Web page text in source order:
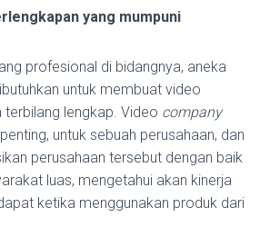
yang mumpuni
profesional di bidangnya, aneka
untuk membuat video
lengkap. Video company
untuk sebuah perusahaan, dan
perusahaan tersebut dengan baik
luas, mengetahui akan kinerja
ketika menggunakan produk dari